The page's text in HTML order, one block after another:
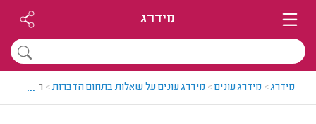
מידרג
מידרג> מידרג עונים> מידרג עונים על שאלות בתחום הדברות> האם מותר
...